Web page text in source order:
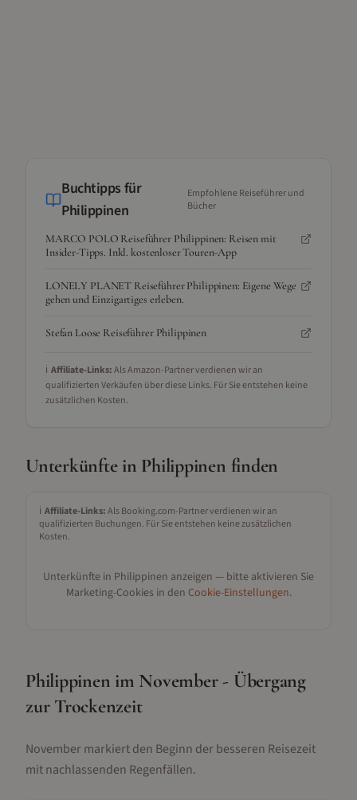
Buchtipps für
Philippinen
Empfohlene Reiseführer und
Bücher
MARCO POLO Reiseführer Philippinen: Reisen mit
Insider-Tipps. Inkl. kostenloser Touren-App
LONELY PLANET Reiseführer Philippinen: Eigene Wege
gehen und Einzigartiges erleben.
Stefan Loose Reiseführer Philippinen
ℹ️ Affiliate-Links:Als Amazon-Partner verdienen wir an
qualifizierten Verkäufen über diese Links. Für Sie entstehen keine
zusätzlichen Kosten.
Unterkünfte in Philippinen finden
ℹ️ Affiliate-Links:Als Booking.com-Partner verdienen wir an
qualifizierten Buchungen. Für Sie entstehen keine zusätzlichen
Kosten.
Unterkünfte in Philippinen anzeigen — bitte aktivieren Sie
Marketing-Cookies in den Cookie-Einstellungen.
Philippinen im November - Übergang
zur Trockenzeit
November markiert den Beginn der besseren Reisezeit
mit nachlassenden Regenfällen.